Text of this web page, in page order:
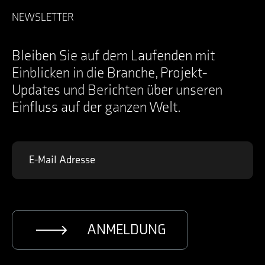
Karriere
Anmeldung
LinkedIn
NEWSLETTER
Bleiben Sie auf dem Laufenden mit
Einblicken in die Branche, Projekt-
Updates und Berichten über unseren
Einfluss auf der ganzen Welt.
ANMELDUNG